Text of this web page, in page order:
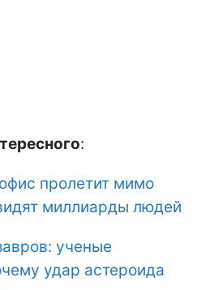
:
пролетит мимо
миллиарды людей
ученые
удар астероида